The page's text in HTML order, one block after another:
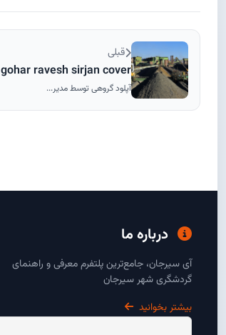
قبلی
gohar ravesh sirjan cover
آپلود گروهی توسط مدیر...
درباره ما
آی سیرجان، جامع‌ترین پلتفرم معرفی و راهنمای
گردشگری شهر سیرجان
بیشتر بخوانید